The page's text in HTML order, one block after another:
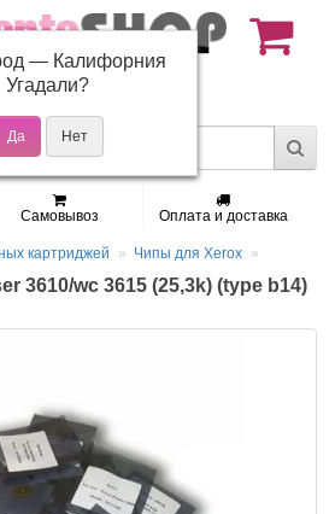
01-37
- 19:00
Самовывоз Оплата и доставка
картриджей Чипы для Xerox
3610/wc 3615 (25,3k) (type b14)
— Калифорния
Угадали?